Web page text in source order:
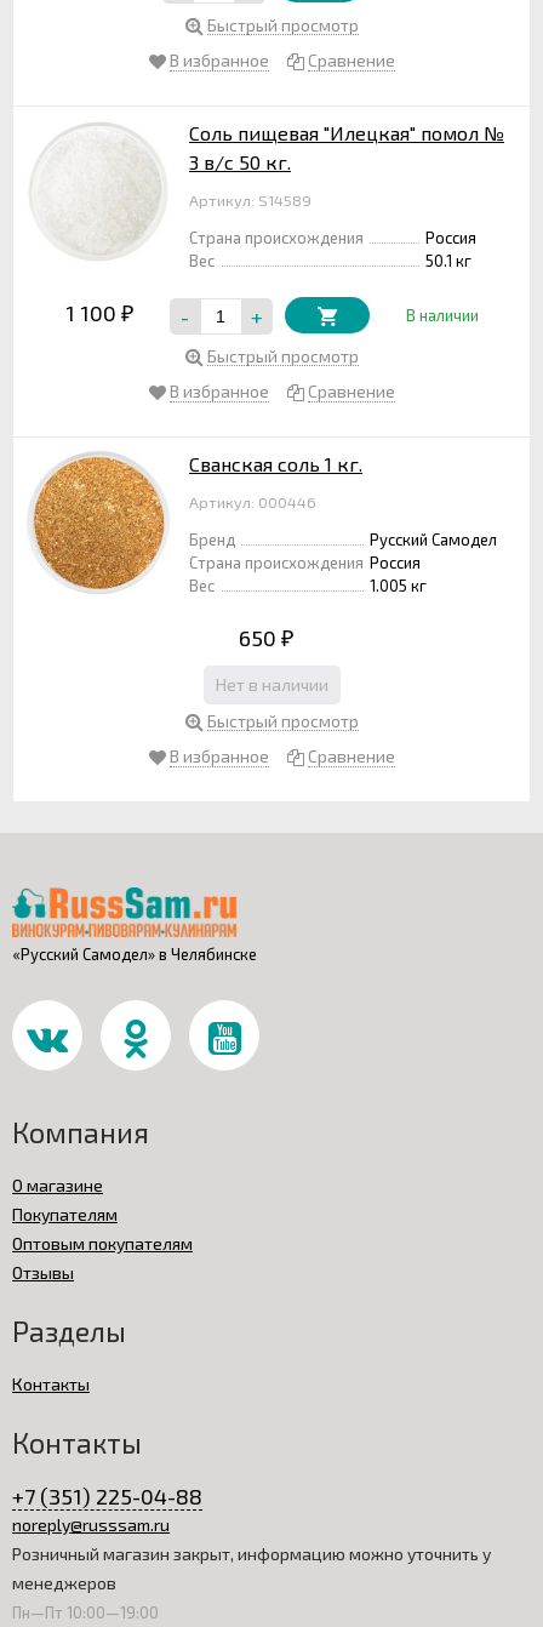
Быстрый просмотр
В избранное
Сравнение
Соль пищевая "Илецкая" помол №
3 в/с 50 кг.
Артикул: S14589
Страна происхождения
Россия
Вес
50.1 кг
1 100 ₽ - + В наличии
Быстрый просмотр
В избранное
Сравнение
Сванская соль 1 кг.
Артикул: 000446
Бренд
Русский Самодел
Страна происхождения Россия
Вес
1.005 кг
650 ₽
Нет в наличии
Быстрый просмотр
В избранное
Сравнение
«Русский Самодел» в Челябинске
Компания
О магазине
Покупателям
Оптовым покупателям
Отзывы
Разделы
Контакты
Контакты
+7 (351) 225-04-88
noreply@russsam.ru
Розничный магазин закрыт, информацию можно уточнить у
менеджеров
Пн—Пт 10:00—19:00